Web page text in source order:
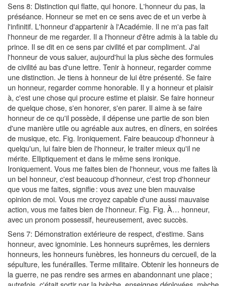
Sens 8: Distinction qui flatte, qui honore. L'honneur du pas, la
préséance. Honneur se met en ce sens avec de et un verbe à
l'infinitif. L'honneur d'appartenir à l'Académie. Il ne m'a pas fait
l'honneur de me regarder. Il a l'honneur d'être admis à la table du
prince. Il se dit en ce sens par civilité et par compliment. J'ai
l'honneur de vous saluer, aujourd'hui la plus sèche des formules
de civilité au bas d'une lettre. Tenir à honneur, regarder comme
une distinction. Je tiens à honneur de lui être présenté. Se faire
un honneur, regarder comme honorable. Il y a honneur et plaisir
à, c'est une chose qui procure estime et plaisir. Se faire honneur
de quelque chose, s'en honorer, s'en parer. Il aime à se faire
honneur de ce qu'il possède, il dépense une partie de son bien
d'une manière utile ou agréable aux autres, en dîners, en soirées
de musique, etc. Fig. Ironiquement. Faire beaucoup d'honneur à
quelqu'un, lui faire bien de l'honneur, le traiter mieux qu'il ne
mérite. Elliptiquement et dans le même sens ironique.
Ironiquement. Vous me faites bien de l'honneur, vous me faites là
un bel honneur, c'est beaucoup d'honneur, c'est trop d'honneur
que vous me faites, signifie : vous avez une bien mauvaise
opinion de moi. Vous me croyez capable d'une aussi mauvaise
action, vous me faites bien de l'honneur. Fig. Fig. À… honneur,
avec un pronom possessif, heureusement, avec succès.
Sens 7: Démonstration extérieure de respect, d'estime. Sans
honneur, avec ignominie. Les honneurs suprêmes, les derniers
honneurs, les honneurs funèbres, les honneurs du cercueil, de la
sépulture, les funérailles. Terme militaire. Obtenir les honneurs de
la guerre, ne pas rendre ses armes en abandonnant une place ;